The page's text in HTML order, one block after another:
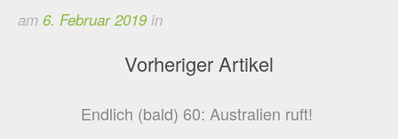
am 6. Februar 2019in
Vorheriger Artikel
Endlich (bald) 60: Australien ruft!